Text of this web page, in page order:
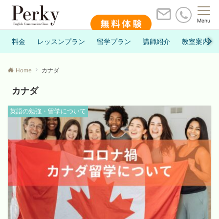
Menu
料金 レッスンプラン 留学プラン 講師紹介 教室案内
Home カナダ
カナダ
英語の勉強・留学について